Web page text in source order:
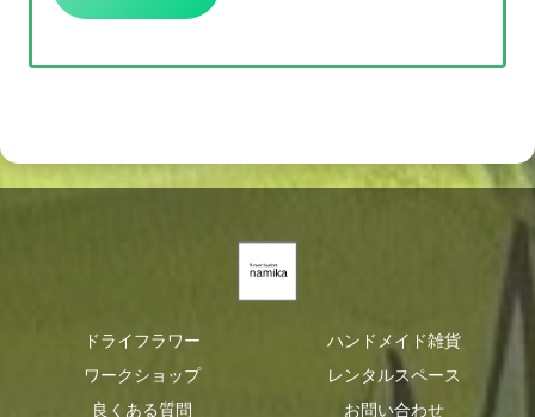
ドライフラワー
ハンドメイド雑貨
ワークショップ
レンタルスペース
良くある質問
お問い合わせ